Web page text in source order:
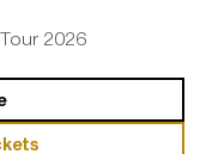
2026